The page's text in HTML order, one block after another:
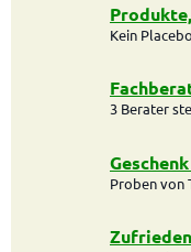
Kein
3 Berater
Proben von